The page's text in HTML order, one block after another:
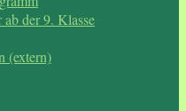
der 9. Klasse
(extern)